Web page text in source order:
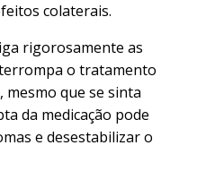
colaterais.
rigorosamente as
o tratamento
que se sinta
da medicação pode
e desestabilizar o